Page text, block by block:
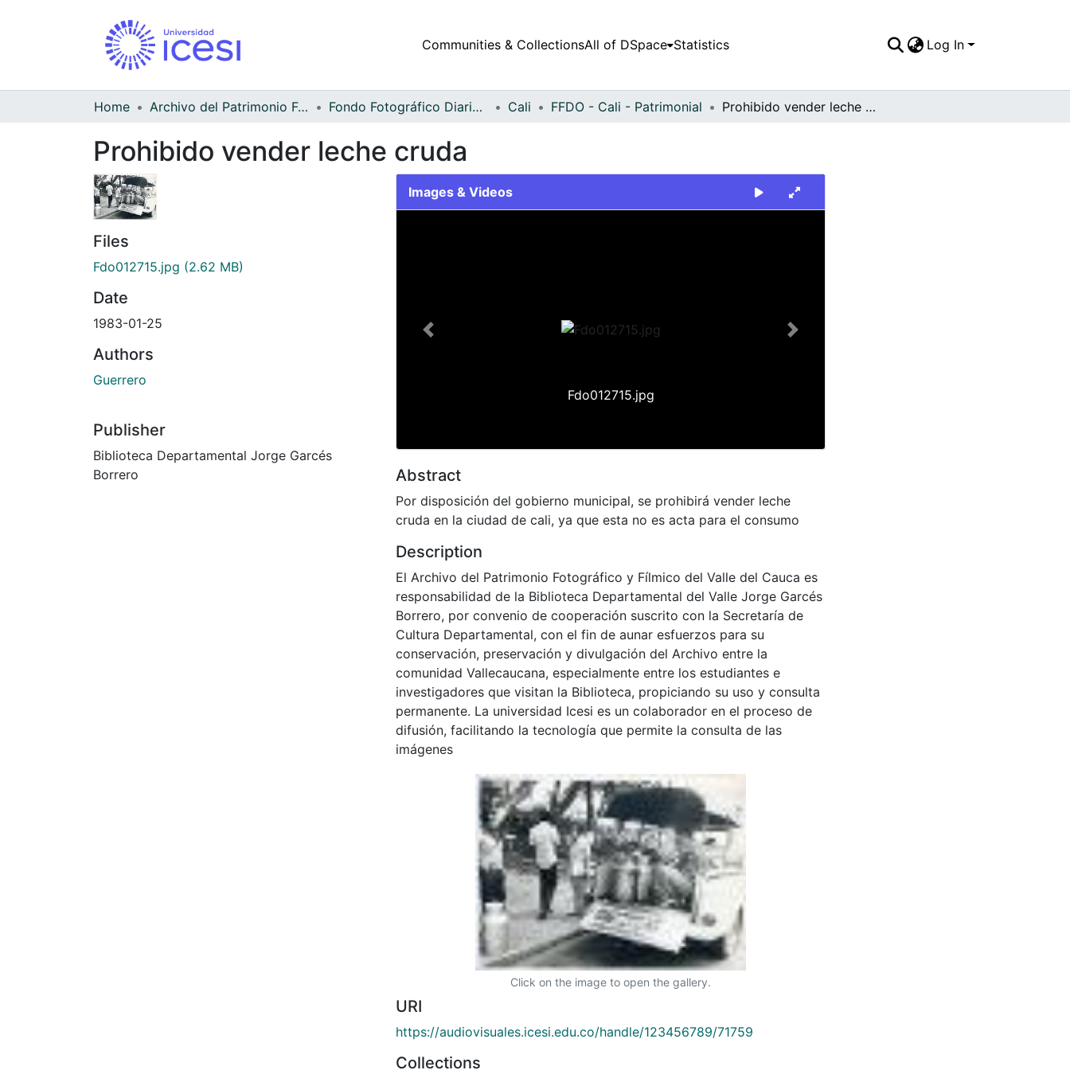
Communities & CollectionsAll of DSpace Statistics Log In
Home Archivo del Patrimonio Fotográfico y Fílmico del Valle del Cauca Fondo Fotográfico Diario Occidente Cali FFDO - Cali - Patrimonial Prohibido vender leche cruda
Prohibido vender leche cruda
Files
Fdo012715.jpg (2.62 MB)
Date
1983-01-25
Authors
Guerrero
Publisher
Biblioteca Departamental Jorge Garcés
Borrero
Images & Videos
Fdo012715.jpg
Previous Next
Abstract
Por disposición del gobierno municipal, se prohibirá vender leche
cruda en la ciudad de cali, ya que esta no es acta para el consumo
Description
El Archivo del Patrimonio Fotográfico y Fílmico del Valle del Cauca es
responsabilidad de la Biblioteca Departamental del Valle Jorge Garcés
Borrero, por convenio de cooperación suscrito con la Secretaría de
Cultura Departamental, con el fin de aunar esfuerzos para su
conservación, preservación y divulgación del Archivo entre la
comunidad Vallecaucana, especialmente entre los estudiantes e
investigadores que visitan la Biblioteca, propiciando su uso y consulta
permanente. La universidad Icesi es un colaborador en el proceso de
difusión, facilitando la tecnología que permite la consulta de las
imágenes
Click on the image to open the gallery.
URI
https://audiovisuales.icesi.edu.co/handle/123456789/71759
Collections